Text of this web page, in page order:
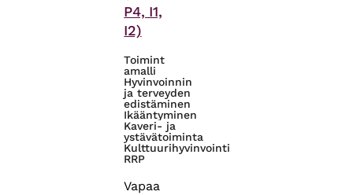
P4, I1,
I2)
Toimint
amalli
Hyvinvoinnin
ja terveyden
edistäminen
Ikääntyminen
Kaveri- ja
ystävätoiminta
Kulttuurihyvinvointi
RRP
Vapaa